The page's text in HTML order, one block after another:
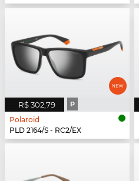
R$ 302,79 P
Polaroid
PLD 2164/S - RC2/EX